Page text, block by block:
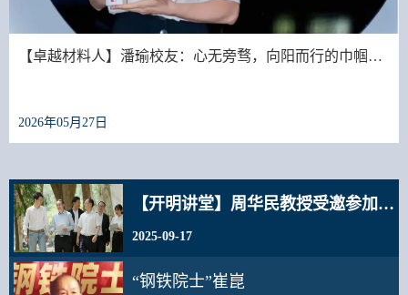
【卓越材料人】潘瑜校友：心无旁骛，向阳而行的巾帼…
2026年05月27日
【开明讲堂】周华民教授受邀参加民进…
2025-09-17
“钢铁院士”崔崑